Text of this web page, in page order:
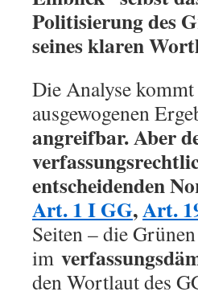
Politisierung des
seines klaren
Die Analyse
ausgewogenen
angreifbar. Aber
entscheidenden
Art. 1 I GG,Art.
Seiten – die
im
den Wortlaut des